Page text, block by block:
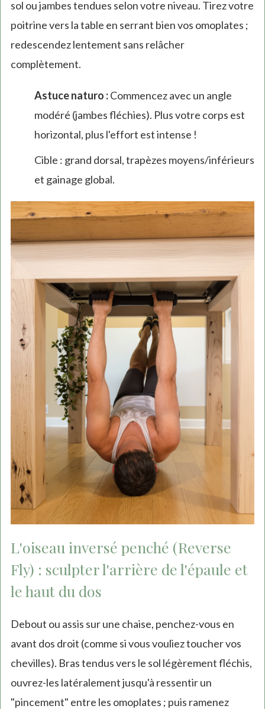
sol ou jambes tendues selon votre niveau. Tirez votre
poitrine vers la table en serrant bien vos omoplates ;
redescendez lentement sans relâcher
complètement.
Astuce naturo :Commencez avec un angle
modéré (jambes fléchies). Plus votre corps est
horizontal, plus l'effort est intense !
Cible : grand dorsal, trapèzes moyens/inférieurs
et gainage global.
L'oiseau inversé penché (Reverse
Fly) : sculpter l'arrière de l'épaule et
le haut du dos
Debout ou assis sur une chaise, penchez-vous en
avant dos droit (comme si vous vouliez toucher vos
chevilles). Bras tendus vers le sol légèrement fléchis,
ouvrez-les latéralement jusqu'à ressentir un
"pincement" entre les omoplates ; puis ramenez